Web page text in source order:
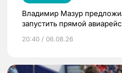
Владимир Мазур
запустить прямой
20:40 / 06.08.26